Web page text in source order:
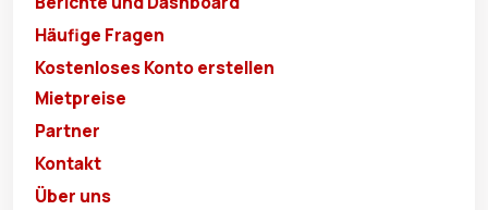
Häufige Fragen
Kostenloses Konto erstellen
Mietpreise
Partner
Kontakt
Über uns